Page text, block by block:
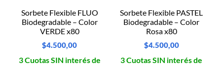
Sorbete Flexible FLUO
Biodegradable – Color
VERDE x80
$4.500,00
3 Cuotas SIN interés de
Sorbete Flexible PASTEL
Biodegradable – Color
Rosa x80
$4.500,00
3 Cuotas SIN interés de